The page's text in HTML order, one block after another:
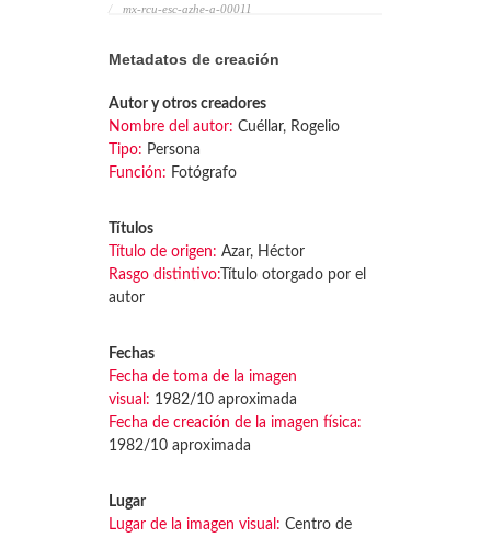
mx-rcu-esc-azhe-a-00011
Metadatos de creación
Autor y otros creadores
Nombre del autor: Cuéllar, Rogelio
Tipo: Persona
Función: Fotógrafo
Títulos
Título de origen: Azar, Héctor
Rasgo distintivo: Título otorgado por el
autor
Fechas
Fecha de toma de la imagen
visual: 1982/10 aproximada
Fecha de creación de la imagen física:
1982/10 aproximada
Lugar
Lugar de la imagen visual: Centro de